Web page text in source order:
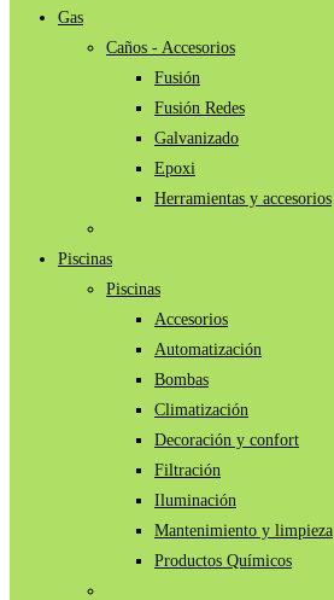
Gas
Caños - Accesorios
Fusión
Fusión Redes
Galvanizado
Epoxi
Herramientas y accesorios
Piscinas
Piscinas
Accesorios
Automatización
Bombas
Climatización
Decoración y confort
Filtración
Iluminación
Mantenimiento y limpieza
Productos Químicos